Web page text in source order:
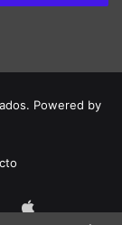
Powered by